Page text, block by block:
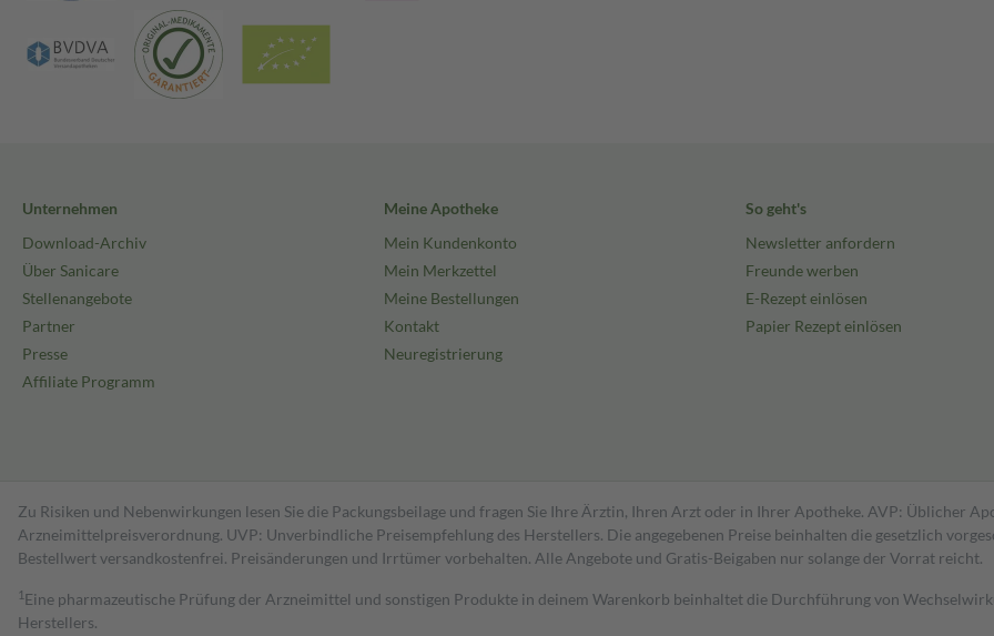
Unternehmen
Download-Archiv
Über Sanicare
Stellenangebote
Partner
Presse
Affiliate Programm
Meine Apotheke
Mein Kundenkonto
Mein Merkzettel
Meine Bestellungen
Kontakt
Neuregistrierung
So geht's
Newsletter anfordern
Freunde werben
E-Rezept einlösen
Papier Rezept einlösen
Zu Risiken und Nebenwirkungen lesen Sie die Packungsbeilage und fragen Sie Ihre Ärztin, Ihren Arzt oder in Ihrer Apotheke. AVP: Üblicher
Arzneimittelpreisverordnung. UVP: Unverbindliche Preisempfehlung des Herstellers. Die angegebenen Preise beinhalten die gesetzlich
Bestell­wert versand­kosten­frei. Preisänderungen und Irrtümer vorbehalten. Alle Angebote und Gratis-Beigaben nur solange der Vorrat reicht.
1 Eine pharmazeutische Prüfung der Arzneimittel und sonstigen Produkte in deinem Warenkorb beinhaltet die Durchführung von
Herstellers.